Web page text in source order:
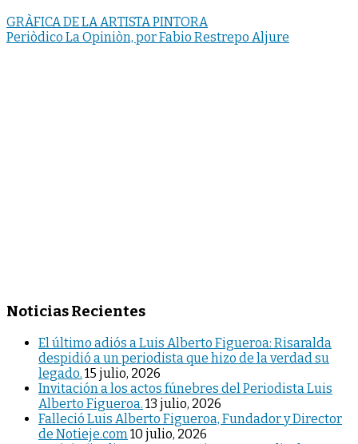
GRÀFICA DE LA ARTISTA PINTORA
Periòdico La Opiniòn, por Fabio Restrepo Aljure
Noticias Recientes
El último adiós a Luis Alberto Figueroa: Risaralda
despidió a un periodista que hizo de la verdad su
legado. 15 julio, 2026
Invitación a los actos fúnebres del Periodista Luis
Alberto Figueroa. 13 julio, 2026
Falleció Luis Alberto Figueroa, Fundador y Director
de Notieje.com 10 julio, 2026